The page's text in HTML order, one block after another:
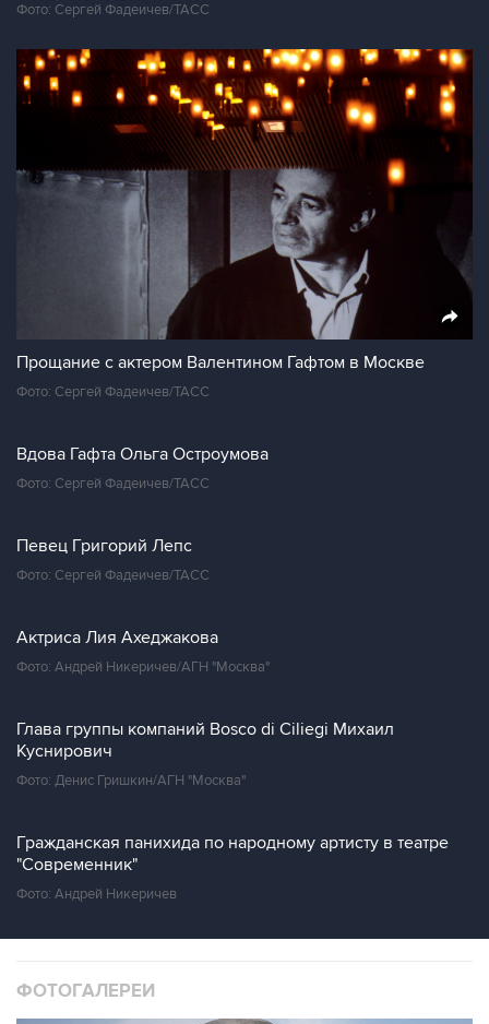
Фото: Сергей Фадеичев/ТАСС
Прощание с актером Валентином Гафтом в Москве
Фото: Сергей Фадеичев/ТАСС
Вдова Гафта Ольга Остроумова
Фото: Сергей Фадеичев/ТАСС
Певец Григорий Лепс
Фото: Сергей Фадеичев/ТАСС